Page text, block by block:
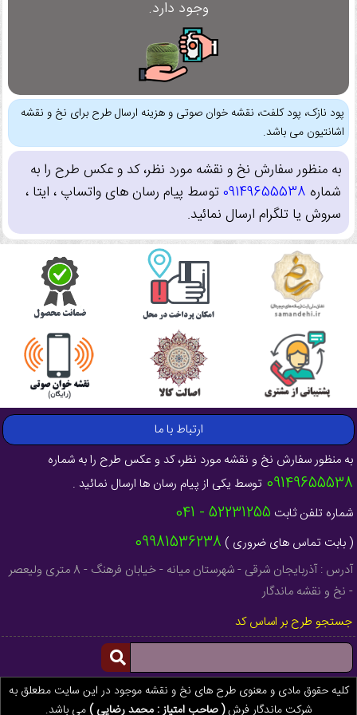
وجود دارد.
پود نازک، پود کلفت، نقشه خوان صوتی و هزینه ارسال طرح برای نخ و نقشه
اشانتیون می باشد.
به منظور سفارش نخ و نقشه مورد نظر، کد و عکس طرح را به
شماره 09149655538توسط پیام رسان های واتساپ ، ایتا ،
سروش یا تلگرام ارسال نمائید.
ارتباط با ما
به منظور سفارش نخ و نقشه مورد نظر، کد و عکس طرح را به شماره
09149655538 توسط یکی از پیام رسان ها ارسال نمائید .
شماره تلفن ثابت 52231255 - 041
( بابت تماس های ضروری ) 09981536238
آدرس : آذربایجان شرقی - شهرستان میانه - خیابان فرهنگ - 8 متری ولیعصر
- نخ و نقشه ماندگار
جستجو طرح بر اساس کد
کلیه حقوق مادی و معنوی طرح های نخ و نقشه موجود در این سایت مطعلق به
شرکت ماندگار فرش( صاحب امتیاز : محمد رضایی )می باشد.